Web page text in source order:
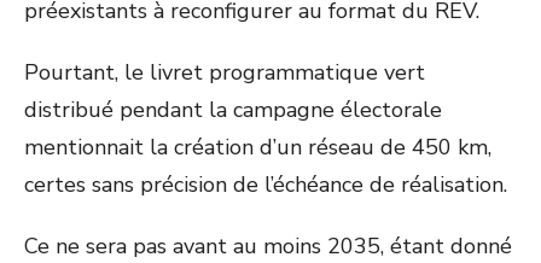
préexistants à reconfigurer au format du REV.
Pourtant, le livret programmatique vert
distribué pendant la campagne électorale
mentionnait la création d’un réseau de 450 km,
certes sans précision de l’échéance de réalisation.
Ce ne sera pas avant au moins 2035, étant donné